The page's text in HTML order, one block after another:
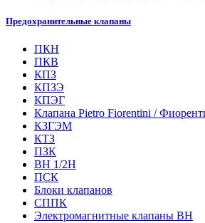
Предохранительные клапаны
ПКН
ПКВ
КПЗ
КПЗЭ
КПЭГ
Клапана Pietro Fiorentini /
КЗГЭМ
КТЗ
ПЗК
ВН 1/2Н
ПСК
Блоки клапанов
СППК
Электромагнитные клапаны ВН